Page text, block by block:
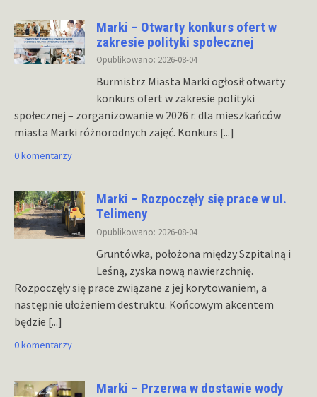
Marki – Otwarty konkurs ofert w
zakresie polityki społecznej
Opublikowano: 2026-08-04
Burmistrz Miasta Marki ogłosił otwarty
konkurs ofert w zakresie polityki
społecznej – zorganizowanie w 2026 r. dla mieszkańców
miasta Marki różnorodnych zajęć. Konkurs [...]
0 komentarzy
Marki – Rozpoczęły się prace w ul.
Telimeny
Opublikowano: 2026-08-04
Gruntówka, położona między Szpitalną i
Leśną, zyska nową nawierzchnię.
Rozpoczęły się prace związane z jej korytowaniem, a
następnie ułożeniem destruktu. Końcowym akcentem
będzie [...]
0 komentarzy
Marki – Przerwa w dostawie wody